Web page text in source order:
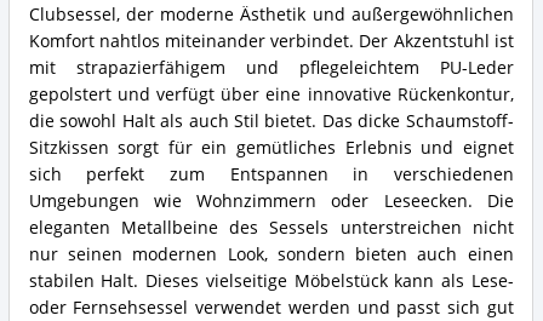
Clubsessel, der moderne Ästhetik und außergewöhnlichen
Komfort nahtlos miteinander verbindet. Der Akzentstuhl ist
mit strapazierfähigem und pflegeleichtem PU-Leder
gepolstert und verfügt über eine innovative Rückenkontur,
die sowohl Halt als auch Stil bietet. Das dicke Schaumstoff-
Sitzkissen sorgt für ein gemütliches Erlebnis und eignet
sich perfekt zum Entspannen in verschiedenen
Umgebungen wie Wohnzimmern oder Leseecken. Die
eleganten Metallbeine des Sessels unterstreichen nicht
nur seinen modernen Look, sondern bieten auch einen
stabilen Halt. Dieses vielseitige Möbelstück kann als Lese-
oder Fernsehsessel verwendet werden und passt sich gut